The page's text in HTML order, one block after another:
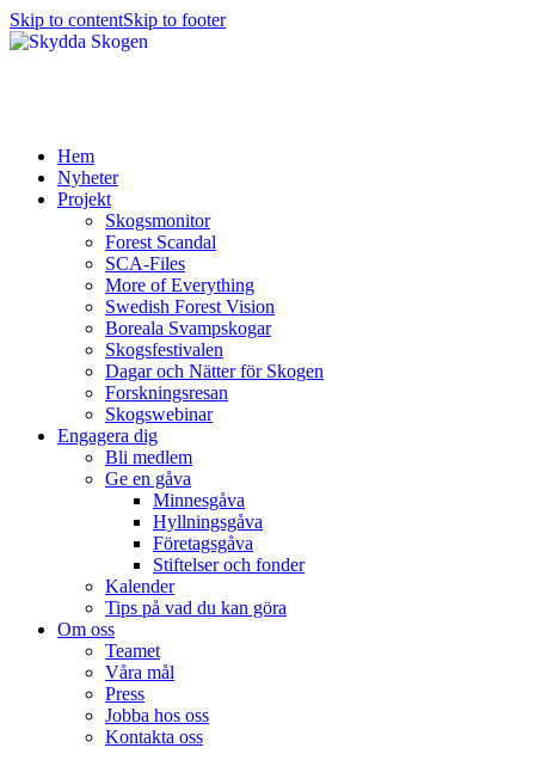
Skip to contentSkip to footer
Hem
Nyheter
Projekt
Skogsmonitor
Forest Scandal
SCA-Files
More of Everything
Swedish Forest Vision
Boreala Svampskogar
Skogsfestivalen
Dagar och Nätter för Skogen
Forskningsresan
Skogswebinar
Engagera dig
Bli medlem
Ge en gåva
Minnesgåva
Hyllningsgåva
Företagsgåva
Stiftelser och fonder
Kalender
Tips på vad du kan göra
Om oss
Teamet
Våra mål​
Press
Jobba hos oss
Kontakta oss